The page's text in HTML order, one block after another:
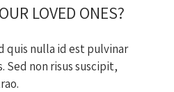
LOVED ONES?
quis nulla id est pulvinar
Sed non risus suscipit,